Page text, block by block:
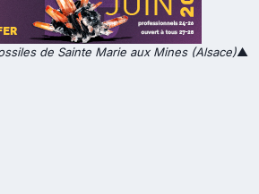
de Sainte Marie aux Mines (Alsace)▲